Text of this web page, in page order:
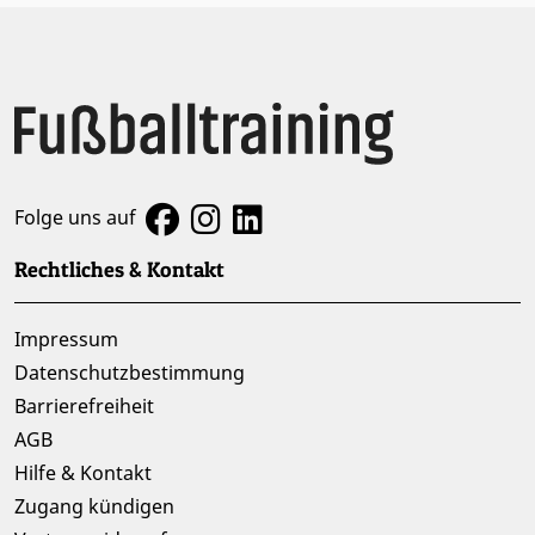
Folge uns auf
Rechtliches & Kontakt
Impressum
Datenschutzbestimmung
Barrierefreiheit
AGB
Hilfe & Kontakt
Zugang kündigen